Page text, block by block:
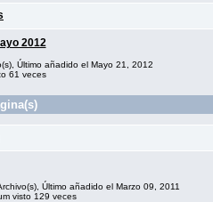
2012
Último añadido el Mayo 21, 2012
61 veces
Último añadido el Marzo 09, 2011
visto 129 veces